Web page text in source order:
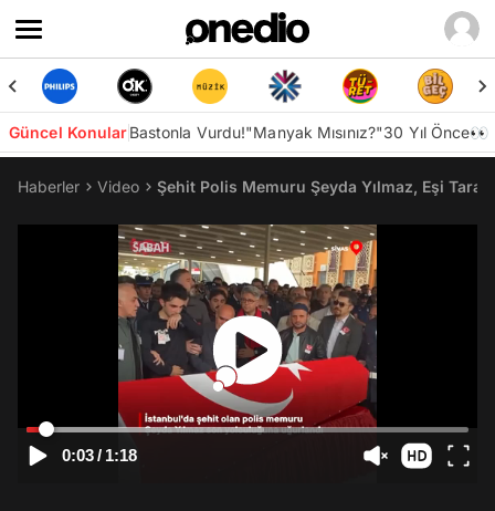
Güncel KonularBastonla Vurdu!"Manyak Mısınız?"30 Yıl Önce👀
Haberler Video Şehit Polis Memuru Şeyda Yılmaz, Eşi
0:03/ 1:18